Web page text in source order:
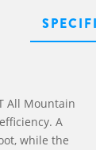
All Mountain
A
while the